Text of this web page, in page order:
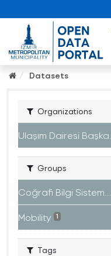
Datasets
Organizations
Ulaşım Dairesi Başka...
Groups
Coğrafi Bilgi Sistem...
Mobility 1
Tags